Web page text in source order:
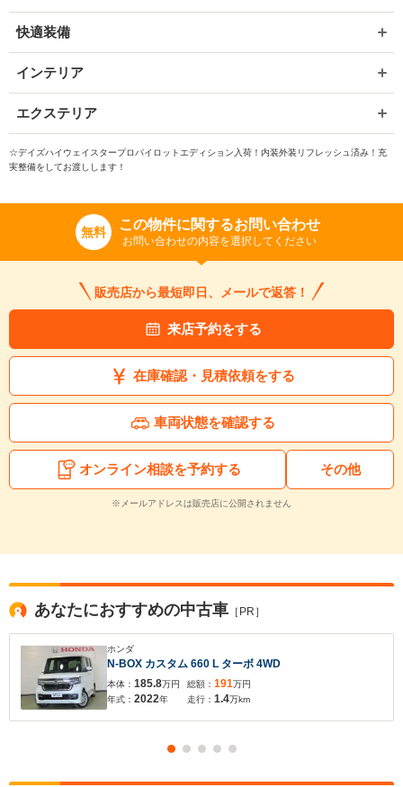
快適装備
インテリア
エクステリア
☆デイズハイウェイスタープロパイロットエディション入荷！内装外装リフレッシュ済み！充
実整備をしてお渡しします！
無料 この物件に関するお問い合わせ
お問い合わせの内容を選択してください
販売店から最短即日、メールで返答！
来店予約をする
在庫確認・見積依頼をする
車両状態を確認する
オンライン相談を予約する その他
※メールアドレスは販売店に公開されません
あなたにおすすめの中古車 ［PR］
ホンダ
N-BOX カスタム 660 L ターボ 4WD
本体： 185.8万円
年式： 2022年
総額： 191万円
走行： 1.4万km